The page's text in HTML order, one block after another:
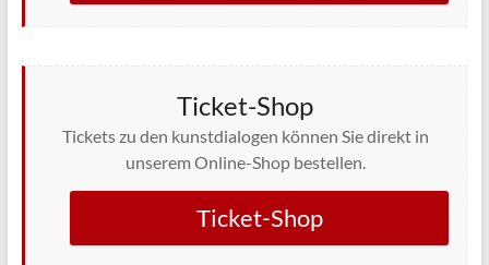
Ticket-Shop
Tickets zu den kunstdialogen können Sie direkt in
unserem Online-Shop bestellen.
Ticket-Shop